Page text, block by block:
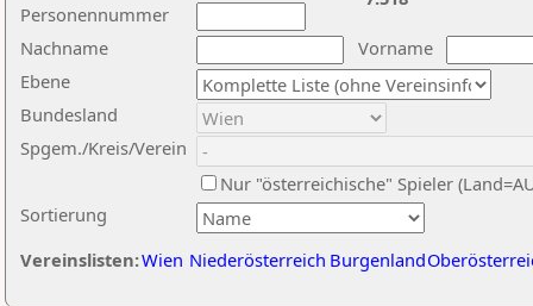
Nachname
Vorname
Ebene
Sortierung
Personennummer
Bundesland
Spgem./Kreis/Verein
Nur "österreichische" Spieler
Vereinslisten:Wien Niederösterreich Burgenland